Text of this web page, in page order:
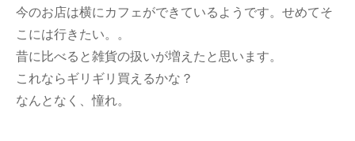
今のお店は横にカフェができているようです。せめてそ
こには行きたい。。
昔に比べると雑貨の扱いが増えたと思います。
これならギリギリ買えるかな？
なんとなく、憧れ。